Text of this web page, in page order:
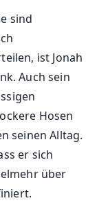
sind
ist Jonah
Auch sein
Hosen
seinen Alltag.
er sich
über